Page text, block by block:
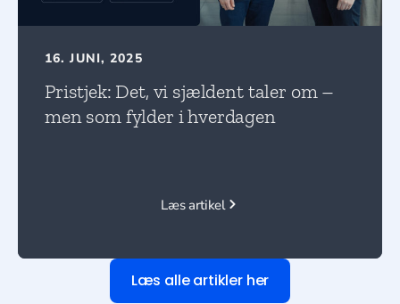
16. JUNI, 2025
Pristjek: Det, vi sjældent taler om –
men som fylder i hverdagen
Læs artikel
Læs alle artikler her